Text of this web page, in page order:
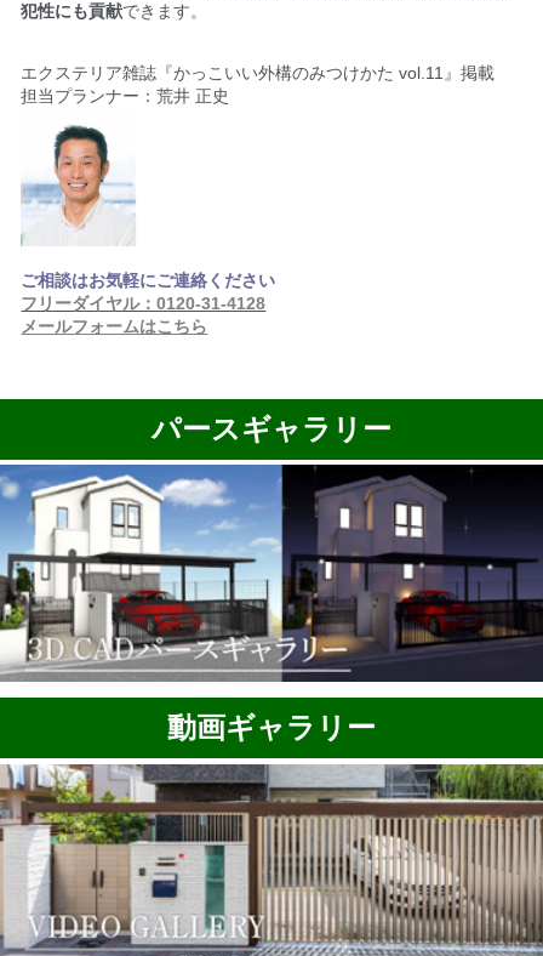
犯性にも貢献できます。
エクステリア雑誌『かっこいい外構のみつけかた vol.11』掲載
担当プランナー：荒井 正史
ご相談はお気軽にご連絡ください
フリーダイヤル：0120-31-4128
メールフォームはこちら
パースギャラリー
動画ギャラリー